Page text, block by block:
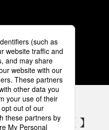
4 5
SNSアカウント